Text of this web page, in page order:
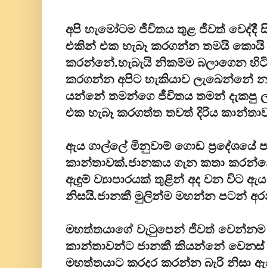
අපි හැමෝටම ජීවිතය තුළ ජීවත් වෙද්දී
එකින් එක හැබෑ කරගන්න තමයි
කරන්නේ.හැබැයි නිකම්ම බලාගෙන
කරගන්න අපිට හැකියාව ලැබෙන්නේ
යන්නේ තමන්ගෙ ජීවිතය තමන් දැකපු
එක හැබෑ කරගත්ත තවත් දිරිය
ඇය ගාල්ලේ මිනුවාම් ගොඩ ප්‍රදේශයේ
කාන්තාවක්.ජානකය ගැන කතා
ඇඳුම් ව්‍යාපාරයක් තුළින් අද වන විට
නිසයි.ජානකී මුලින්ම මහන්න පටන්
මහත්තයාගේ වැටුපෙන් ජීවත්
කාන්තාවන්ට ජානකී කියන්නේ
මහත්තයාට කරදර කරන්න බැරි නිසා